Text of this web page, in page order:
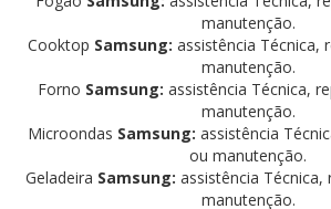
manutenção.
Cooktop Samsung: assistência Técnica,
manutenção.
Forno Samsung: assistência Técnica,
manutenção.
Microondas Samsung: assistência
ou manutenção.
Geladeira Samsung: assistência
manutenção.